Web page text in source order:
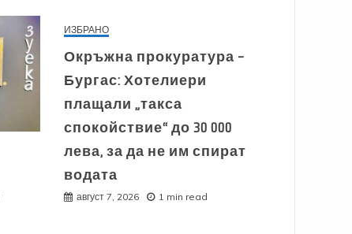
ИЗБРАНО
Окръжна прокуратура –
Бургас: Хотелиери
плащали „такса
спокойствие“ до 30 000
лева, за да не им спират
водата
август 7, 2026 1 min read